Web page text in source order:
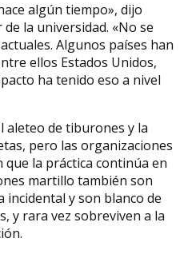
algún tiempo», dijo
la universidad. «No se
Algunos países han
ellos Estados Unidos,
ha tenido eso a nivel
aleteo de tiburones y la
pero las organizaciones
la práctica continúa en
martillo también son
incidental y son blanco de
y rara vez sobreviven a la